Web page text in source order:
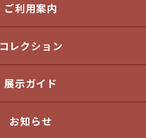
ご利用案内
コレクション
展示ガイド
お知らせ